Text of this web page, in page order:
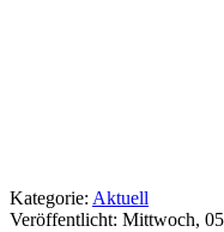
Kategorie: Aktuell
Veröffentlicht: Mittwoch,